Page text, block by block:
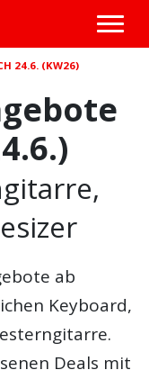
24.6. (KW26)
ab
Keyboard,
Deals mit